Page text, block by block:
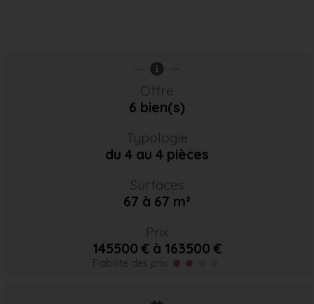
Offre
6 bien(s)
Typologie
du 4 au 4 pièces
Surfaces
67 à 67 m²
Prix
145500 € à 163500 €
Fiabilité des prix